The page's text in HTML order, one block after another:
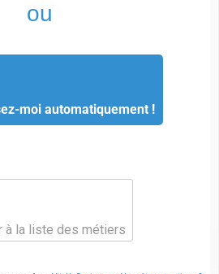
ou
moi automatiquement !
à la liste des métiers